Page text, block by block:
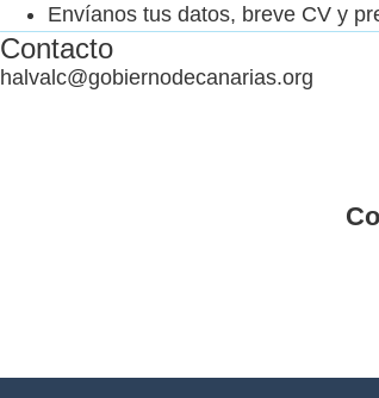
Envíanos tus datos, breve CV y
Contacto
halvalc@gobiernodecanarias.org